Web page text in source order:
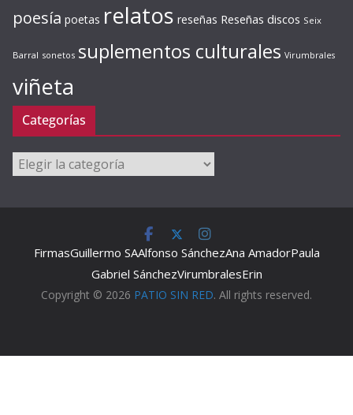
poesía poetas relatos reseñas Reseñas discos Seix
Barral sonetos suplementos culturales Virumbrales
viñeta
Categorías
Categorías
FirmasGuillermo SAAlfonso SánchezAna AmadorPaula
Gabriel SánchezVirumbralesErin
Copyright © 2026 PATIO SIN RED. All rights reserved.